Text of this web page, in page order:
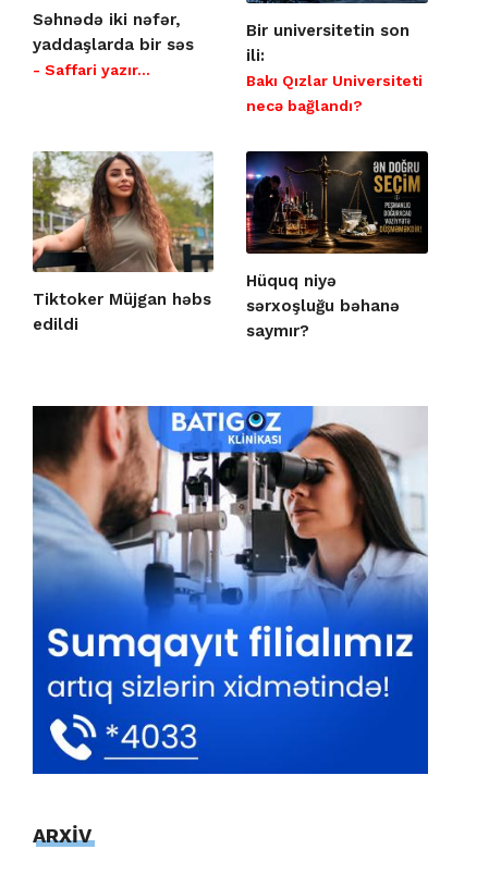
Səhnədə iki nəfər,
yaddaşlarda bir səs
- Saffari yazır…
Bir universitetin son
ili:
Bakı Qızlar Universiteti
necə bağlandı?
Tiktoker Müjgan həbs
edildi
Hüquq niyə
sərxoşluğu bəhanə
saymır?
ARXİV